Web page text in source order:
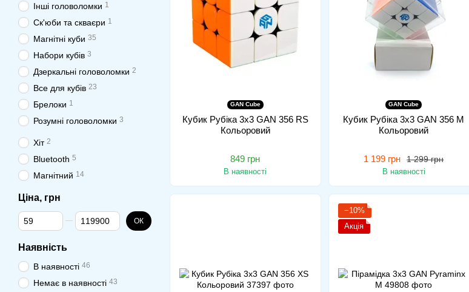
GAN Cube
Кубик Рубіка 3х3 GAN 356 RS
Кольоровий
849 грн
В наявності
GAN Cube
Кубик Рубіка 3x3 GAN 356 M
Кольоровий
1 299 грн
1 199 грн
В наявності
−10%
Акція
Інші головоломки 1
Ск'юби та скваєри 1
Магнітні куби 35
Набори кубів 3
Дзеркальні головоломки 2
Все для кубів 23
Брелоки 1
Розумні головоломки 3
Хіт 2
Bluetooth 5
Магнітний 14
Ціна, грн
Від Ціна, грн
До Ціна, грн ОК
Наявність
В наявності 46
Немає в наявності 43